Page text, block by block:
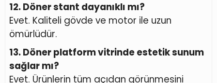
12. Döner stant dayanıklı mı?
Evet. Kaliteli gövde ve motor ile uzun
ömürlüdür.
13. Döner platform vitrinde estetik sunum
sağlar mı?
Evet. Ürünlerin tüm açıdan görünmesini